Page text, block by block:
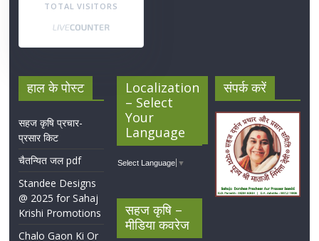
TOTAL VISITORS
हाल के पोस्ट
सहज कृषि प्रचार-
प्रसार किट
चैतन्यित जल pdf
Standee Designs
@ 2025 for Sahaj
Krishi Promotions
Chalo Gaon Ki Or
Localization
– Select
Your
Language
Select Language ▼
सहज कृषि –
मीडिया कवरेज
संपर्क करें